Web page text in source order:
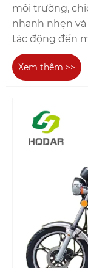
môi trường,
nhanh nhẹn
tác động đến
Xem thêm >>